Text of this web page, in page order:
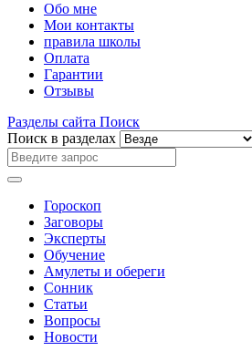
Обо мне
Мои контакты
правила школы
Оплата
Гарантии
Отзывы
Разделы сайта Поиск
Поиск в разделах
Гороскоп
Заговоры
Эксперты
Обучение
Амулеты и обереги
Сонник
Статьи
Вопросы
Новости